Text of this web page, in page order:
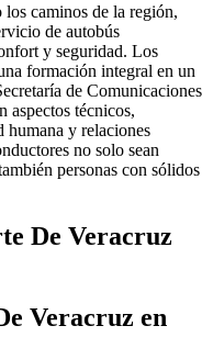
caminos de la región,
de autobús
y seguridad. Los
formación integral en un
de Comunicaciones
aspectos técnicos,
humana y relaciones
no solo sean
personas con sólidos
De Veracruz
Veracruz en